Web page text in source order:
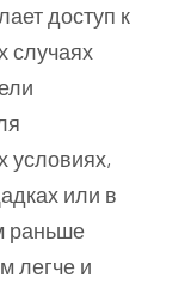
доступ к
случаях
условиях,
или в
раньше
легче и